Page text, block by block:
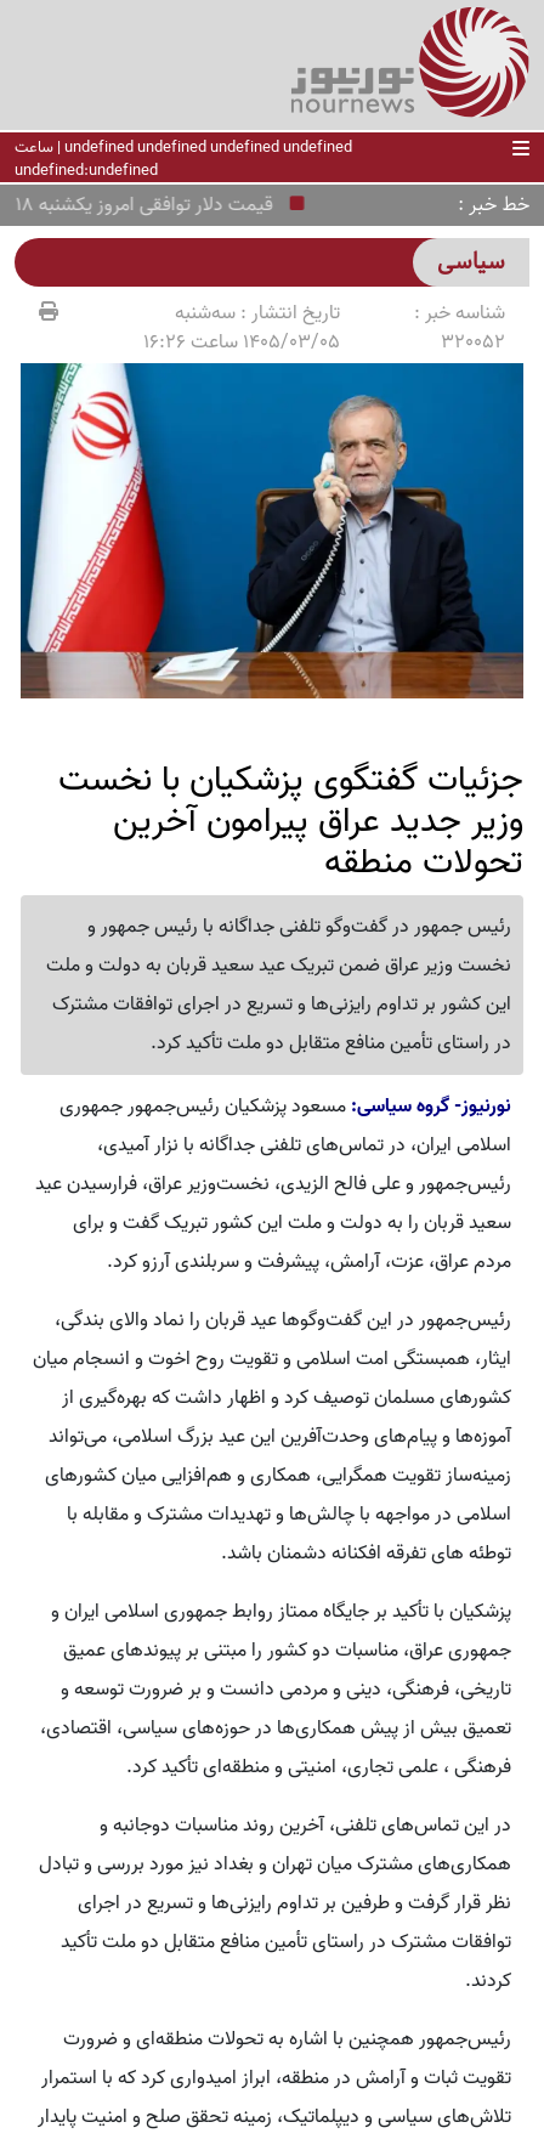
undefined undefined undefined undefined | ساعت
undefined:undefined
خط خبر قیمت دلار توافقی امروز یکشنبه 18 مرداد 1405؛ دلار صعودی شد
سیاسی
شناسه خبر :
320052
تاریخ انتشار :سه‌شنبه
1405/03/05 ساعت 16:26
جزئیات گفتگوی پزشکیان با نخست
وزیر جدید عراق پیرامون آخرین
تحولات منطقه
رئیس جمهور در گفت‌وگو تلفنی جداگانه با رئیس جمهور و
نخست وزیر عراق ضمن تبریک عید سعید قربان به دولت و ملت
این کشور بر تداوم رایزنی‌ها و تسریع در اجرای توافقات مشترک
در راستای تأمین منافع متقابل دو ملت تأکید کرد.
نورنیوز- گروه سیاسی:مسعود پزشکیان رئیس‌جمهور جمهوری
اسلامی ایران، در تماس‌های تلفنی جداگانه با نزار آمیدی،
رئیس‌جمهور و علی فالح الزیدی، نخست‌وزیر عراق، فرارسیدن عید
سعید قربان را به دولت و ملت این کشور تبریک گفت و برای
مردم عراق، عزت، آرامش، پیشرفت و سربلندی آرزو کرد.
رئیس‌جمهور در این گفت‌وگوها عید قربان را نماد والای بندگی،
ایثار، همبستگی امت اسلامی و تقویت روح اخوت و انسجام میان
کشورهای مسلمان توصیف کرد و اظهار داشت که بهره‌گیری از
آموزه‌ها و پیام‌های وحدت‌آفرین این عید بزرگ اسلامی، می‌تواند
زمینه‌ساز تقویت همگرایی، همکاری و هم‌افزایی میان کشورهای
اسلامی در مواجهه با چالش‌ها و تهدیدات مشترک و مقابله با
توطئه های تفرقه افکنانه دشمنان باشد.
پزشکیان با تأکید بر جایگاه ممتاز روابط جمهوری اسلامی ایران و
جمهوری عراق، مناسبات دو کشور را مبتنی بر پیوندهای عمیق
تاریخی، فرهنگی، دینی و مردمی دانست و بر ضرورت توسعه و
تعمیق بیش از پیش همکاری‌ها در حوزه‌های سیاسی، اقتصادی،
فرهنگی ، علمی تجاری، امنیتی و منطقه‌ای تأکید کرد.
در این تماس‌های تلفنی، آخرین روند مناسبات دوجانبه و
همکاری‌های مشترک میان تهران و بغداد نیز مورد بررسی و تبادل
نظر قرار گرفت و طرفین بر تداوم رایزنی‌ها و تسریع در اجرای
توافقات مشترک در راستای تأمین منافع متقابل دو ملت تأکید
کردند.
رئیس‌جمهور همچنین با اشاره به تحولات منطقه‌ای و ضرورت
تقویت ثبات و آرامش در منطقه، ابراز امیدواری کرد که با استمرار
تلاش‌های سیاسی و دیپلماتیک، زمینه تحقق صلح و امنیت پایدار